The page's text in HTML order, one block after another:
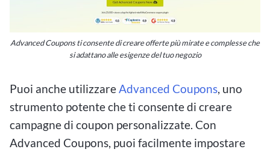
Advanced Coupons ti consente di creare offerte più mirate e complesse che
si adattano alle esigenze del tuo negozio
Puoi anche utilizzareAdvanced Coupons, uno
strumento potente che ti consente di creare
campagne di coupon personalizzate. Con
Advanced Coupons, puoi facilmente impostare